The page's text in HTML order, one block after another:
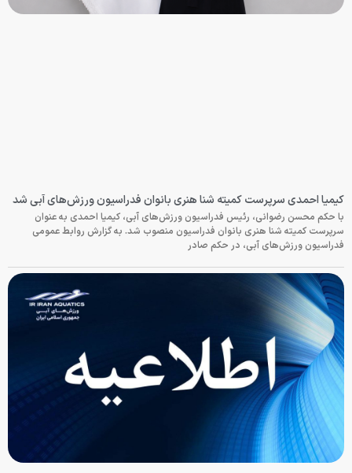
کیمیا احمدی سرپرست کمیته شنا هنری بانوان فدراسیون ورزش‌های آبی شد
با حکم محسن رضوانی، رئیس فدراسیون ورزش‌های آبی، کیمیا احمدی به عنوان
سرپرست کمیته شنا هنری بانوان فدراسیون منصوب شد. به گزارش روابط عمومی
فدراسیون ورزش‌های آبی، در حکم صادر